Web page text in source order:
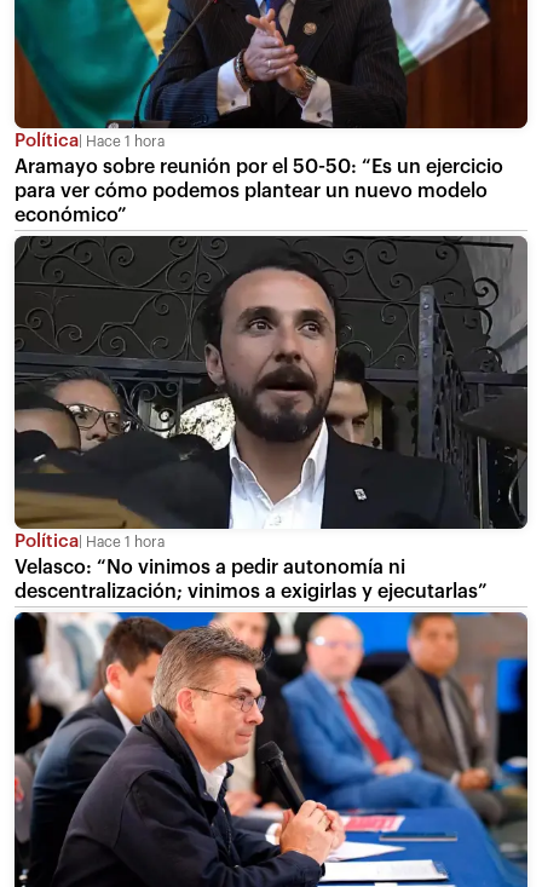
Política Hace 1 hora
Aramayo sobre reunión por el 50-50: “Es un ejercicio
para ver cómo podemos plantear un nuevo modelo
económico”
Política Hace 1 hora
Velasco: “No vinimos a pedir autonomía ni
descentralización; vinimos a exigirlas y ejecutarlas”